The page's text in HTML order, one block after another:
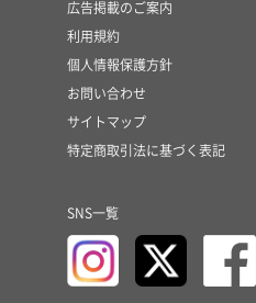
広告掲載のご案内
利用規約
個人情報保護方針
お問い合わせ
サイトマップ
特定商取引法に基づく表記
SNS一覧